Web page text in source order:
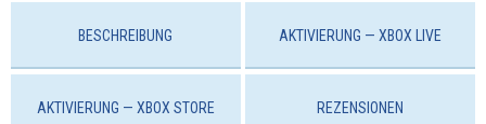
BESCHREIBUNG AKTIVIERUNG — XBOX LIVE
AKTIVIERUNG — ХBOX STORE REZENSIONEN